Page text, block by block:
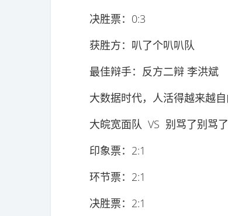
决胜票：0:3
获胜方：叭了个叭叭队
最佳辩手：反方二辩 李洪斌
大数据时代，人活得越来越自
大皖宽面队 VS 别骂了别骂了
印象票：2:1
环节票：2:1
决胜票：2:1